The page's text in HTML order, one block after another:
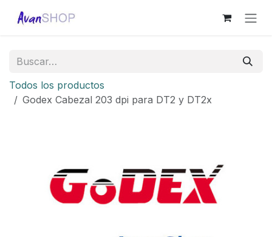
Todos los productos
Godex Cabezal 203 dpi para DT2 y DT2x